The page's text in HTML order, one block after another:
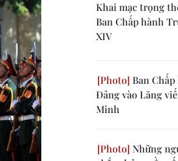
Khai mạc trọng
Ban Chấp hành
XIV
Ban
Đảng vào Lăng
Minh
Những